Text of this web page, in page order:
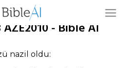
AZE2010 - Bible AI
nazil oldu: